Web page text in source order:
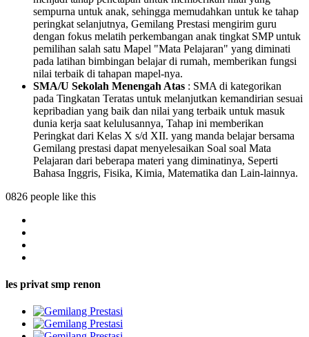
sempurna untuk anak, sehingga memudahkan untuk ke tahap
peringkat selanjutnya, Gemilang Prestasi mengirim guru
dengan fokus melatih perkembangan anak tingkat SMP untuk
pemilihan salah satu Mapel "Mata Pelajaran" yang diminati
pada latihan bimbingan belajar di rumah, memberikan fungsi
nilai terbaik di tahapan mapel-nya.
SMA/U Sekolah Menengah Atas : SMA di kategorikan
pada Tingkatan Teratas untuk melanjutkan kemandirian sesuai
kepribadian yang baik dan nilai yang terbaik untuk masuk
dunia kerja saat kelulusannya, Tahap ini memberikan
Peringkat dari Kelas X s/d XII. yang manda belajar bersama
Gemilang prestasi dapat menyelesaikan Soal soal Mata
Pelajaran dari beberapa materi yang diminatinya, Seperti
Bahasa Inggris, Fisika, Kimia, Matematika dan Lain-lainnya.
0826 people like this
les privat smp renon